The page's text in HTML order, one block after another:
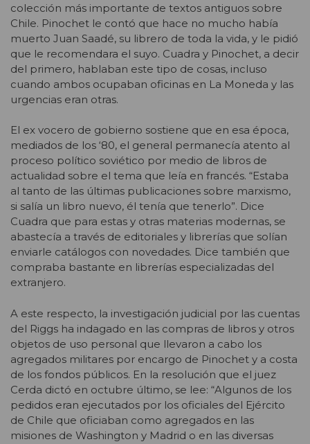
colección más importante de textos antiguos sobre
Chile. Pinochet le contó que hace no mucho había
muerto Juan Saadé, su librero de toda la vida, y le pidió
que le recomendara el suyo. Cuadra y Pinochet, a decir
del primero, hablaban este tipo de cosas, incluso
cuando ambos ocupaban oficinas en La Moneda y las
urgencias eran otras.
El ex vocero de gobierno sostiene que en esa época,
mediados de los ‘80, el general permanecía atento al
proceso político soviético por medio de libros de
actualidad sobre el tema que leía en francés. “Estaba
al tanto de las últimas publicaciones sobre marxismo,
si salía un libro nuevo, él tenía que tenerlo”. Dice
Cuadra que para estas y otras materias modernas, se
abastecía a través de editoriales y librerías que solían
enviarle catálogos con novedades. Dice también que
compraba bastante en librerías especializadas del
extranjero.
A este respecto, la investigación judicial por las cuentas
del Riggs ha indagado en las compras de libros y otros
objetos de uso personal que llevaron a cabo los
agregados militares por encargo de Pinochet y a costa
de los fondos públicos. En la resolución que el juez
Cerda dictó en octubre último, se lee: “Algunos de los
pedidos eran ejecutados por los oficiales del Ejército
de Chile que oficiaban como agregados en las
misiones de Washington y Madrid o en las diversas